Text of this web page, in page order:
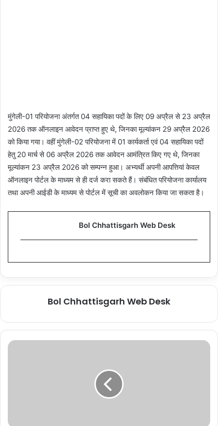
मुंगेली-01 परियोजना अंतर्गत 04 सहायिका पदों के लिए 09 अप्रैल से 23 अप्रैल
2026 तक ऑनलाइन आवेदन प्राप्त हुए थे, जिनका मूल्यांकन 29 अप्रैल 2026
को किया गया। वहीं मुंगेली-02 परियोजना में 01 कार्यकर्ता एवं 04 सहायिका पदों
हेतु 20 मार्च से 06 अप्रैल 2026 तक आवेदन आमंत्रित किए गए थे, जिनका
मूल्यांकन 23 अप्रैल 2026 को सम्पन्न हुआ। अभ्यर्थी अपनी आपत्तियां केवल
ऑनलाइन पोर्टलके माध्यम से ही दर्ज करा सकते हैं। संबंधित परियोजना कार्यालय
तथा अपनी आईडी के माध्यम से पोर्टल में सूची का अवलोकन किया जा सकता है।
Bol Chhattisgarh Web Desk
Bol Chhattisgarh Web Desk